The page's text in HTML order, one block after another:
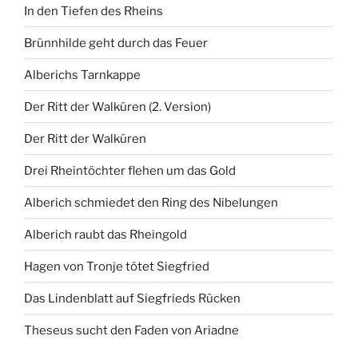
In den Tiefen des Rheins
Brünnhilde geht durch das Feuer
Alberichs Tarnkappe
Der Ritt der Walküren (2. Version)
Der Ritt der Walküren
Drei Rheintöchter flehen um das Gold
Alberich schmiedet den Ring des Nibelungen
Alberich raubt das Rheingold
Hagen von Tronje tötet Siegfried
Das Lindenblatt auf Siegfrieds Rücken
Theseus sucht den Faden von Ariadne